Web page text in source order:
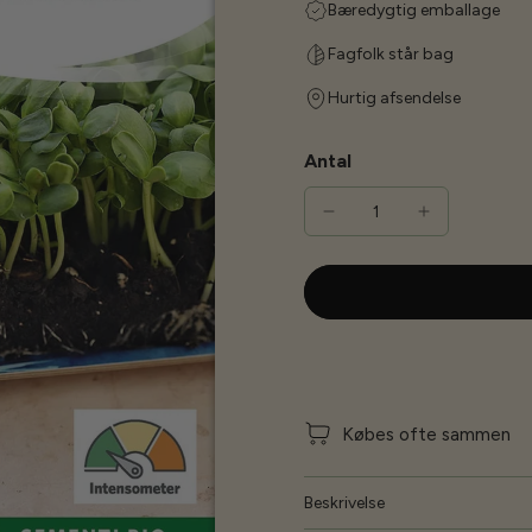
Bæredygtig emballage
Fagfolk står bag
Hurtig afsendelse
Antal
Købes ofte sammen
Beskrivelse